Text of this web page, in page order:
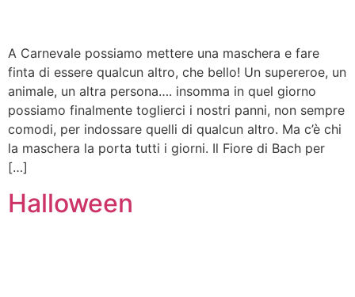
A Carnevale possiamo mettere una maschera e fare
finta di essere qualcun altro, che bello! Un supereroe, un
animale, un altra persona…. insomma in quel giorno
possiamo finalmente toglierci i nostri panni, non sempre
comodi, per indossare quelli di qualcun altro. Ma c’è chi
la maschera la porta tutti i giorni. Il Fiore di Bach per
[…]
Halloween